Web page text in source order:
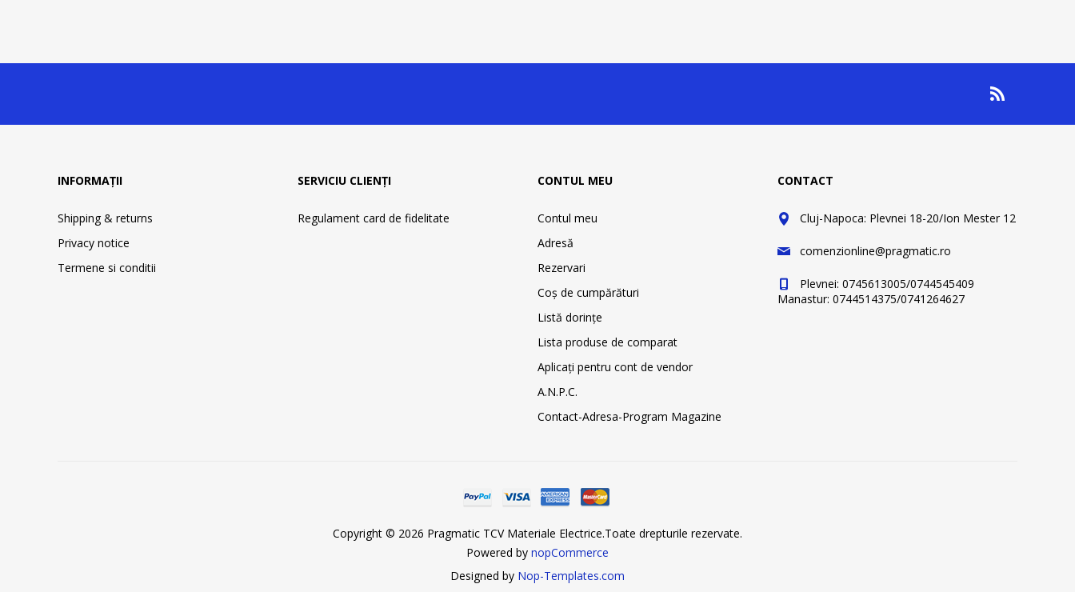
INFORMAȚII
Shipping & returns
Privacy notice
Termene si conditii
SERVICIU CLIENȚI
Regulament card de fidelitate
CONTUL MEU
Contul meu
Adresă
Rezervari
Coş de cumpărături
Listă dorințe
Lista produse de comparat
Aplicați pentru cont de vendor
A.N.P.C.
Contact-Adresa-Program Magazine
CONTACT
Cluj-Napoca: Plevnei 18-20/Ion Mester 12
comenzionline@pragmatic.ro
Plevnei: 0745613005/0744545409
Manastur: 0744514375/0741264627
Copyright © 2026 Pragmatic TCV Materiale Electrice.Toate drepturile rezervate.
Powered by nopCommerce
Designed by Nop-Templates.com